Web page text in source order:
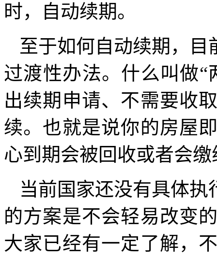
时，自动续期。
至于如何自动续期，目
过渡性办法。什么叫做
出续期申请、不需要收
续。也就是说你的房屋
心到期会被回收或者会
当前国家还没有具体执
的方案是不会轻易改变
大家已经有一定了解，